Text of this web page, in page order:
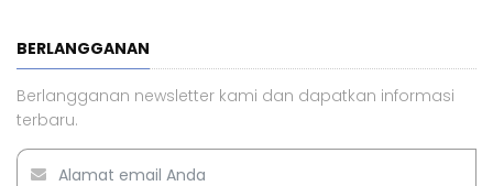
BERLANGGANAN
Berlangganan newsletter kami dan dapatkan informasi
terbaru.